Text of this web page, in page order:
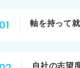
⑤クリエイ
軸を持って
自社の志望